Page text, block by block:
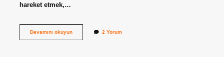
hareket etmek,…
Devamını okuyunCuk
2 Yorum